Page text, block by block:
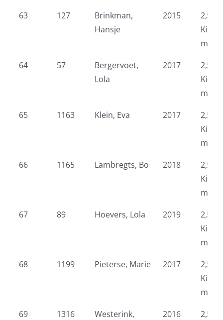
63 127
Brinkman,
Hansje
2015
2,5
64
57
Bergervoet,
Lola
2017
2,5
65
1163 Klein, Eva 2017
2,5
66
1165 Lambregts, Bo 2018
2,5
67
89 Hoevers, Lola 2019
2,5
68
1199 Pieterse, Marie 2017
2,5
69
1316
Westerink,
2016
2,5